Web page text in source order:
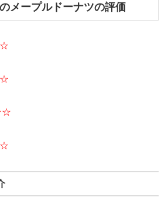
メープルドーナツの評価
☆